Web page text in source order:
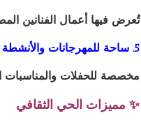
تُعرض فيها أعمال الفنانين
5. ساحة للمهرجانات والأنشطة العامة
مخصصة للحفلات والمناسبات
✨ مميزات الحي الثقافي